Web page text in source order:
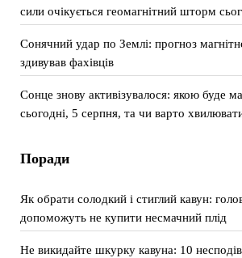
сили очікується геомагнітний шторм
Сонячний удар по Землі: прогноз
здивував фахівців
Сонце знову активізувалося: якою буде
сьогодні, 5 серпня, та чи варто
Поради
Як обрати солодкий і стиглий кавун:
допоможуть не купити несмачний плід
Не викидайте шкурку кавуна: 10